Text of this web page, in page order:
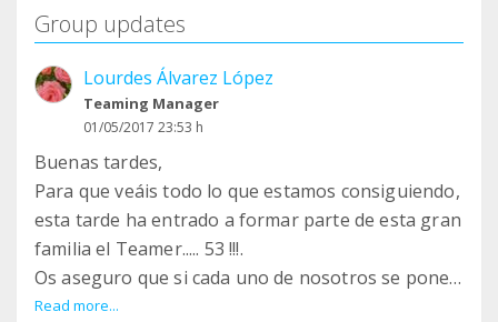
Group updates
Lourdes Álvarez López
Teaming Manager
01/05/2017 23:53 h
Buenas tardes,
Para que veáis todo lo que estamos consiguiendo,
esta tarde ha entrado a formar parte de esta gran
familia el Teamer..... 53 !!!.
Os aseguro que si cada uno de nosotros se pone
el objetivo de conseguir 2 teamers más de aquí al
Read more...